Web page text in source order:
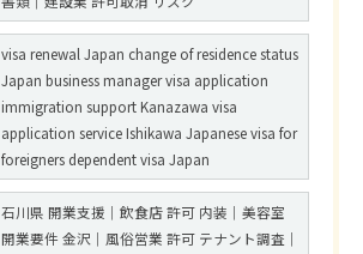
visa renewal Japan change of residence status
Japan business manager visa application
immigration support Kanazawa visa
application service Ishikawa Japanese visa for
foreigners dependent visa Japan
石川県 開業支援｜飲食店 許可 内装｜美容室
開業要件 金沢｜風俗営業 許可 テナント調査｜